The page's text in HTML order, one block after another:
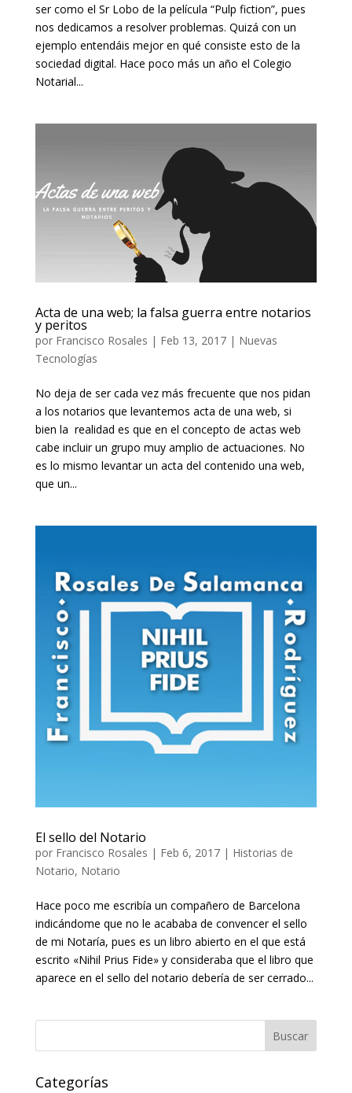
ser como el Sr Lobo de la película “Pulp fiction”, pues
nos dedicamos a resolver problemas. Quizá con un
ejemplo entendáis mejor en qué consiste esto de la
sociedad digital. Hace poco más un año el Colegio
Notarial...
Acta de una web; la falsa guerra entre notarios
y peritos
por Francisco Rosales | Feb 13, 2017| Nuevas
Tecnologías
No deja de ser cada vez más frecuente que nos pidan
a los notarios que levantemos acta de una web, si
bien la realidad es que en el concepto de actas web
cabe incluir un grupo muy amplio de actuaciones. No
es lo mismo levantar un acta del contenido una web,
que un...
El sello del Notario
por Francisco Rosales | Feb 6, 2017| Historias de
Notario, Notario
Hace poco me escribía un compañero de Barcelona
indicándome que no le acababa de convencer el sello
de mi Notaría, pues es un libro abierto en el que está
escrito «Nihil Prius Fide» y consideraba que el libro que
aparece en el sello del notario debería de ser cerrado...
Categorías